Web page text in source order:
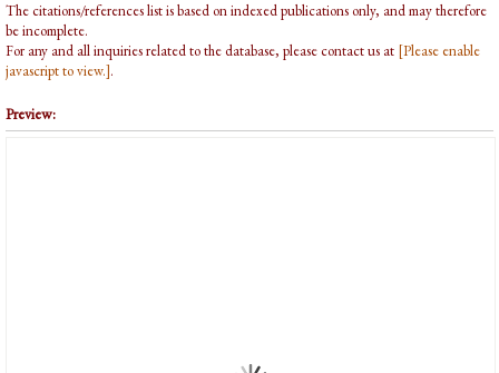
The citations/references list is based on indexed publications only, and may therefore
be incomplete.
For any and all inquiries related to the database, please contact us at [Please enable
javascript to view.].
Preview: